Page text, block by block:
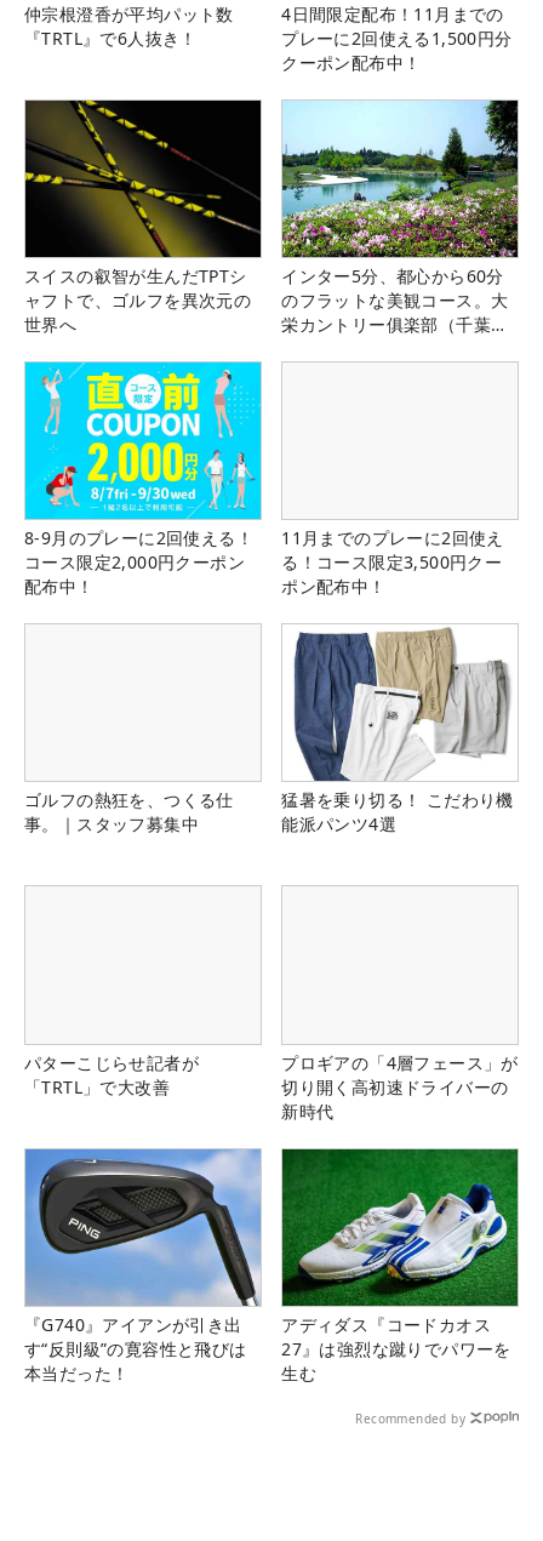
仲宗根澄香が平均パット数
『TRTL』で6人抜き！
4日間限定配布！11月までの
プレーに2回使える1,500円分
クーポン配布中！
スイスの叡智が生んだTPTシ
ャフトで、ゴルフを異次元の
世界へ
インター5分、都心から60分
のフラットな美観コース。大
栄カントリー俱楽部（千葉
8-9月のプレーに2回使える！
コース限定2,000円クーポン
配布中！
11月までのプレーに2回使え
る！コース限定3,500円クー
ポン配布中！
ゴルフの熱狂を、つくる仕
事。｜スタッフ募集中
猛暑を乗り切る！ こだわり機
能派パンツ4選
パターこじらせ記者が
「TRTL」で大改善
プロギアの「4層フェース」が
切り開く高初速ドライバーの
新時代
『G740』アイアンが引き出
す“反則級”の寛容性と飛びは
本当だった！
アディダス『コードカオス
27』は強烈な蹴りでパワーを
生む
Recommended by